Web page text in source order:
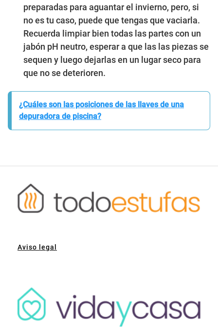
preparadas para aguantar el invierno, pero, si
no es tu caso, puede que tengas que vaciarla.
Recuerda limpiar bien todas las partes con un
jabón pH neutro, esperar a que las las piezas se
sequen y luego dejarlas en un lugar seco para
que no se deterioren.
¿Cuáles son las posiciones de las llaves de una
depuradora de piscina?
Aviso legal